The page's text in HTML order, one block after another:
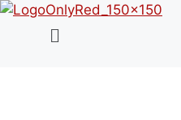
Skip
Menu